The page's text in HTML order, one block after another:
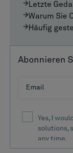
Letzte
Warum Sie
Häufig
Abonnieren